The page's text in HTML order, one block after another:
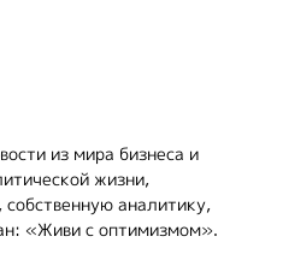
из мира бизнеса и
жизни,
аналитику,
«Живи с оптимизмом».